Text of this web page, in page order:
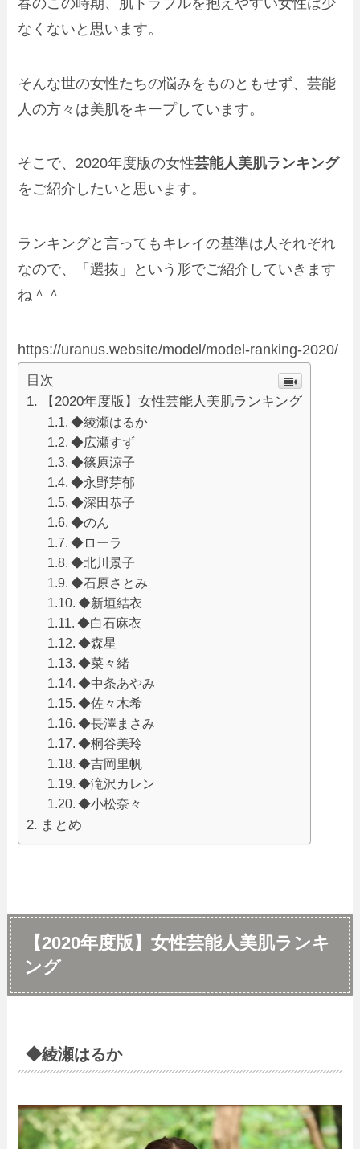
なくないと思います。
そんな世の女性たちの悩みをものともせず、芸能
人の方々は美肌をキープしています。
そこで、2020年度版の女性芸能人美肌ランキング
をご紹介したいと思います。
ランキングと言ってもキレイの基準は人それぞれ
なので、「選抜」という形でご紹介していきます
ね＾＾
https://uranus.website/model/model-ranking-2020/
目次
【2020年度版】女性芸能人美肌ランキング
◆綾瀬はるか
◆広瀬すず
◆篠原涼子
◆永野芽郁
◆深田恭子
◆のん
◆ローラ
◆北川景子
◆石原さとみ
◆新垣結衣
◆白石麻衣
◆森星
◆菜々緒
◆中条あやみ
◆佐々木希
◆長澤まさみ
◆桐谷美玲
◆吉岡里帆
◆滝沢カレン
◆小松奈々
まとめ
【2020年度版】女性芸能人美肌ランキ
ング
◆綾瀬はるか